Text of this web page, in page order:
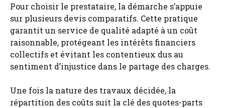
Pour choisir le prestataire, la démarche s’appuie
sur plusieurs devis comparatifs. Cette pratique
garantit un service de qualité adapté à un coût
raisonnable, protégeant les intérêts financiers
collectifs et évitant les contentieux dus au
sentiment d’injustice dans le partage des charges.
Une fois la nature des travaux décidée, la
répartition des coûts suit la clé des quotes-parts